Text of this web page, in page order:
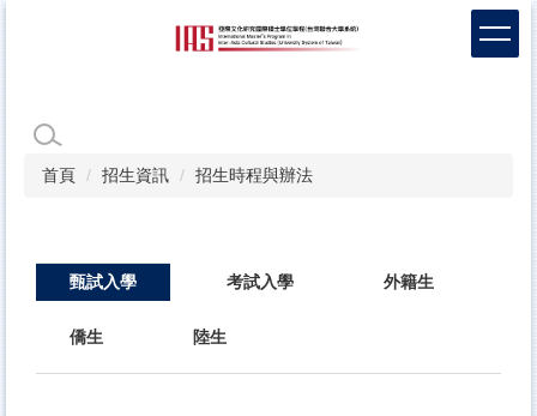
首頁 招生資訊 招生時程與辦法
甄試入學 考試入學 外籍生
僑生 陸生